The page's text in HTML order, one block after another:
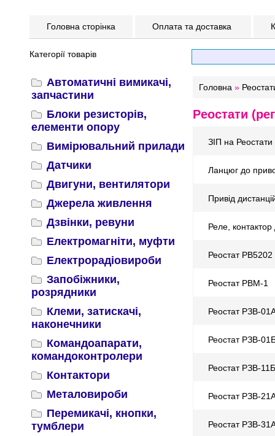
Головна сторінка Оплата та доставка
Категорії товарів
Автоматичні вимикачі,
запчастини
Блоки резисторів,
елементи опору
Вимірювальний прилади
Датчики
Двигуни, вентилятори
Джерела живлення
Дзвінки, ревуни
Електромагніти, муфти
Електрорадіовироби
Запобіжники,
розрядники
Клеми, затискачі,
наконечники
Командоапарати,
командоконтролери
Контактори
Металовироби
Перемикачі, кнопки,
тумблери
Головна »
Реостати
ЗІП на
Ланцюг до
Привід
Реле,
Реостат РВ5202
Реостат РВМ-1
Реостат РЗВ-
Реостат РЗВ-
Реостат РЗВ-11Б
Реостат РЗВ-
Реостат РЗВ-